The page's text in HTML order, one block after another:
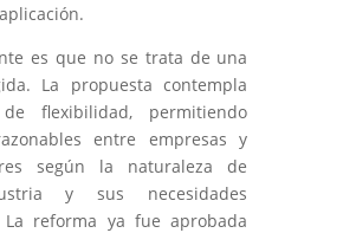
es que no se trata de una
La propuesta contempla
de flexibilidad, permitiendo
entre empresas y
según la naturaleza de
y sus necesidades
La reforma ya fue aprobada